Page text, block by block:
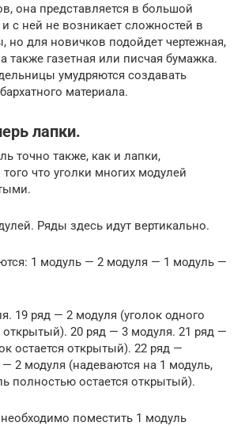
она представляется в большой
с ней не возникает сложностей в
но для новичков подойдет чертежная,
также газетная или писчая бумажка.
умудряются создавать
материала.
лапки.
точно также, как и лапки,
что уголки многих модулей
Ряды здесь идут вертикально.
1 модуль — 2 модуля — 1 модуль —
19 ряд — 2 модуля (уголок одного
открытый). 20 ряд — 3 модуля. 21 ряд —
остается открытый). 22 ряд —
2 модуля (надеваются на 1 модуль,
полностью остается открытый).
поместить 1 модуль